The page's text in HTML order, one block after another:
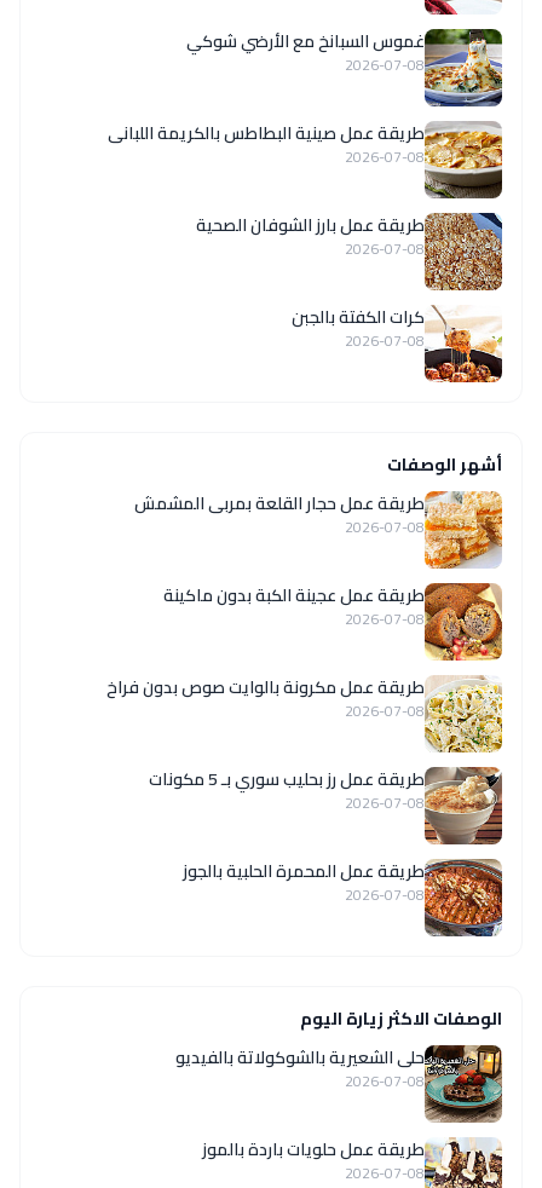
غموس السبانخ مع الأرضي شوكي
2026-07-08
طريقة عمل صينية البطاطس بالكريمة اللبانى
2026-07-08
طريقة عمل بارز الشوفان الصحية
2026-07-08
كرات الكفتة بالجبن
2026-07-08
أشهر الوصفات
طريقة عمل حجار القلعة بمربى المشمش
2026-07-08
طريقة عمل عجينة الكبة بدون ماكينة
2026-07-08
طريقة عمل مكرونة بالوايت صوص بدون فراخ
2026-07-08
طريقة عمل رز بحليب سوري بـ 5 مكونات
2026-07-08
طريقة عمل المحمرة الحلبية بالجوز
2026-07-08
الوصفات الاكثر زيارة اليوم
حلى الشعيرية بالشوكولاتة بالفيديو
2026-07-08
طريقة عمل حلويات باردة بالموز
2026-07-08